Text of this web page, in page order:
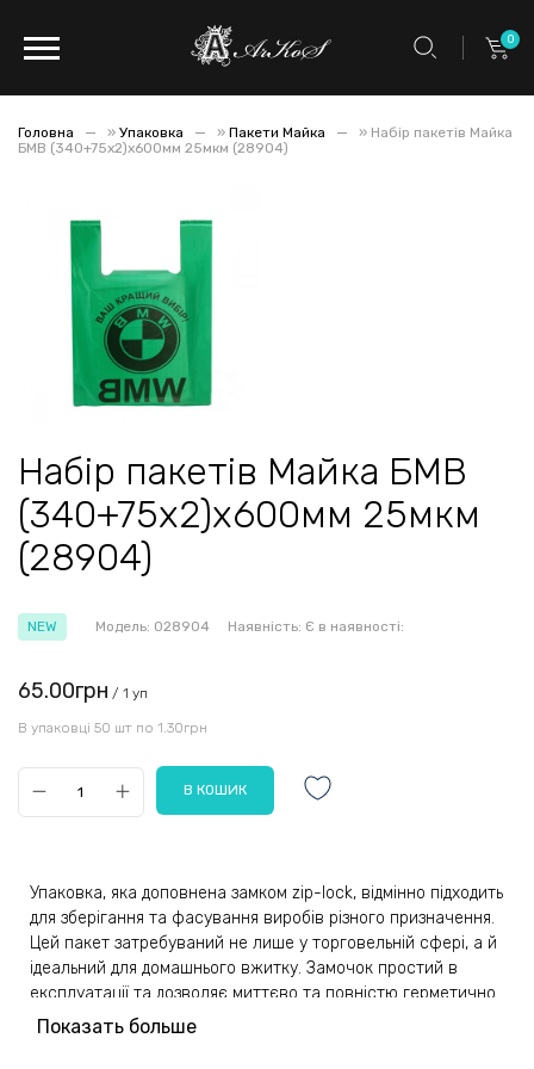
0
Головна » Упаковка » Пакети Майка » Набір пакетів Майка
БМВ (340+75х2)х600мм 25мкм (28904)
Набір пакетів Майка БМВ
(340+75х2)х600мм 25мкм
(28904)
NEW Модель: 028904 Наявність: Є в наявності:
65.00грн / 1 уп
В упаковці 50 шт по 1.30грн
Упаковка, яка доповнена замком zip-lock, відмінно підходить
для зберігання та фасування виробів різного призначення.
Цей пакет затребуваний не лише у торговельній сфері, а й
ідеальний для домашнього вжитку. Замочок простий в
експлуатації та дозволяє миттєво та повністю герметично
закрити упаковку, не докладаючи особливих зусиль. Надійні
Показать больше